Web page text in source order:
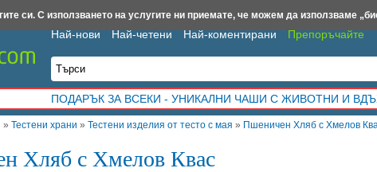
» Тестени храни » Тестени изделия от тесто с мая » Пшеничен Хляб с Хмелов
Хляб с Хмелов Квас
Най-нови Най-четени Най-коментирани Препоръчайте
ПОДАРЪК ЗА ВСЕКИ - УНИКАЛНИ ЧАШИ С ЖИВОТНИ И
BauBau.bg NewAge.bg
си. С използването на услугите ни приемате, че можем да използваме